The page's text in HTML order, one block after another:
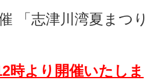
「志津川湾夏まつり
時より開催いたしま